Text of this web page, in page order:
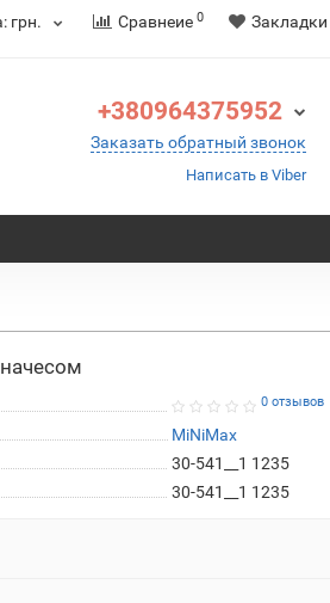
грн. Сравнеие 0 Закладки
+380964375952
Заказать обратный звонок
Написать в Viber
0 отзывов
MiNiMax
30-541__1 1235
30-541__1 1235